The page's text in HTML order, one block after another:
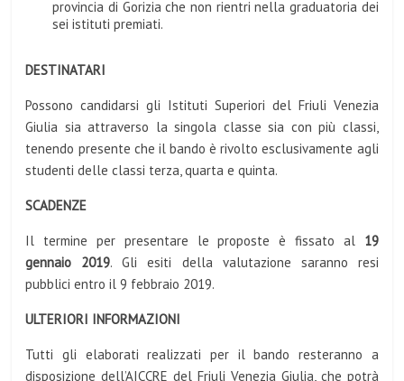
provincia di Gorizia che non rientri nella graduatoria dei
sei istituti premiati.
DESTINATARI
Possono candidarsi gli Istituti Superiori del Friuli Venezia
Giulia sia attraverso la singola classe sia con più classi,
tenendo presente che il bando è rivolto esclusivamente agli
studenti delle classi terza, quarta e quinta.
SCADENZE
Il termine per presentare le proposte è fissato al 19
gennaio 2019. Gli esiti della valutazione saranno resi
pubblici entro il 9 febbraio 2019.
ULTERIORI INFORMAZIONI
Tutti gli elaborati realizzati per il bando resteranno a
disposizione dell’AICCRE del Friuli Venezia Giulia, che potrà